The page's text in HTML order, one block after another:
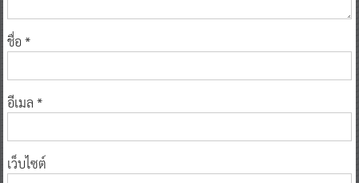
ชื่อ *
อีเมล *
เว็บไซต์